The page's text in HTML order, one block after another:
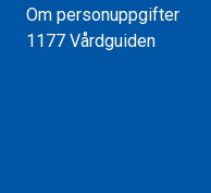
Om personuppgifter
1177 Vårdguiden